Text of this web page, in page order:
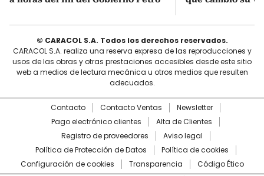
© CARACOL S.A. Todos los derechos reservados.
CARACOL S.A. realiza una reserva expresa de las reproducciones y
usos de las obras y otras prestaciones accesibles desde este sitio
web a medios de lectura mecánica u otros medios que resulten
adecuados.
Contacto Contacto Ventas
Newsletter
Pago electrónico clientes
Alta de Clientes
Registro de proveedores
Aviso legal
Política de Protección de Datos
Política de cookies
Configuración de cookies
Transparencia Código Ético